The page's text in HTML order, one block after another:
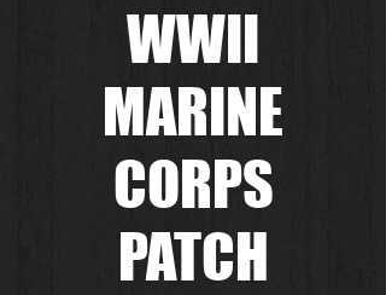
WWII
MARINE
CORPS
PATCH